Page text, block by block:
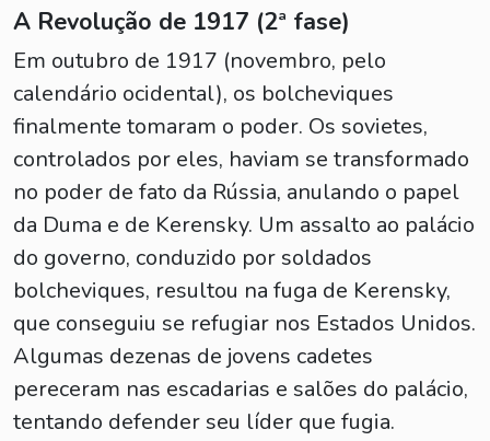
A Revolução de 1917 (2ª fase)
Em outubro de 1917 (novembro, pelo
calendário ocidental), os bolcheviques
finalmente tomaram o poder. Os sovietes,
controlados por eles, haviam se transformado
no poder de fato da Rússia, anulando o papel
da Duma e de Kerensky. Um assalto ao palácio
do governo, conduzido por soldados
bolcheviques, resultou na fuga de Kerensky,
que conseguiu se refugiar nos Estados Unidos.
Algumas dezenas de jovens cadetes
pereceram nas escadarias e salões do palácio,
tentando defender seu líder que fugia.